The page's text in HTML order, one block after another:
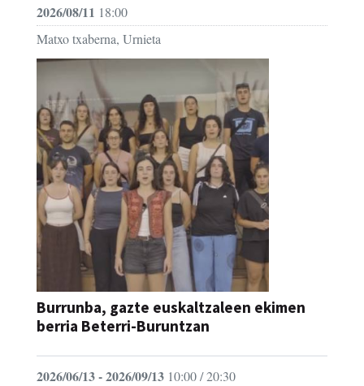
2026/08/11 18:00
Matxo txaberna, Urnieta
Burrunba, gazte euskaltzaleen ekimen
berria Beterri-Buruntzan
2026/06/13 - 2026/09/13 10:00 / 20:30